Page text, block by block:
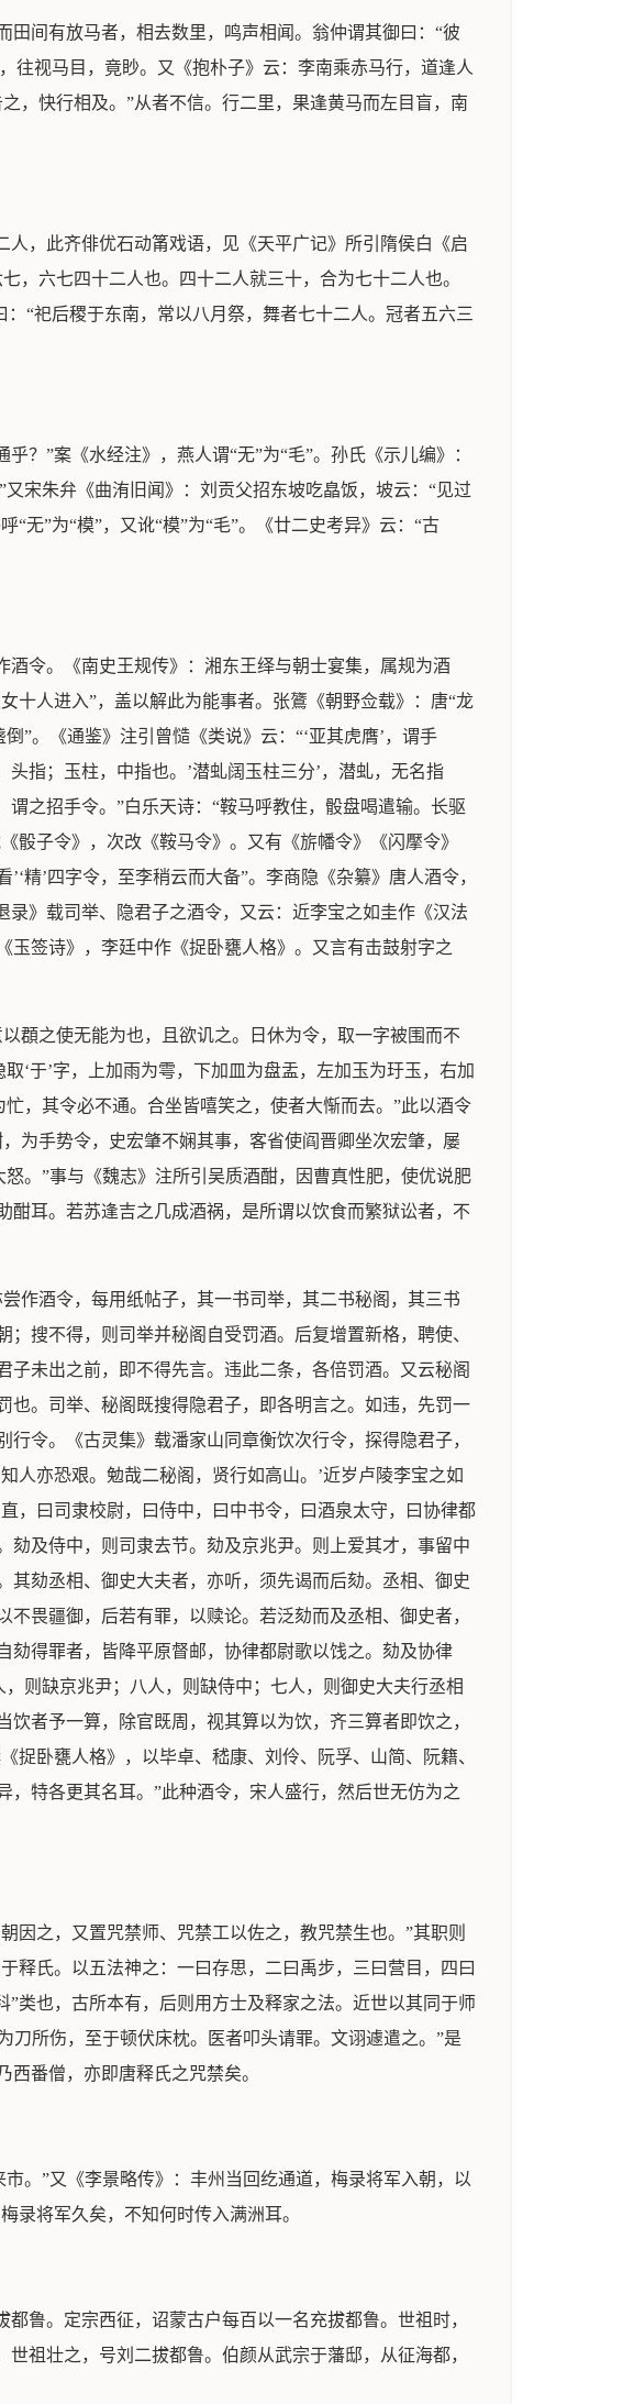
间有放马者，相去数里，鸣声相闻。翁仲谓其御曰：“彼
往视马目，竟眇。又《抱朴子》云：李南乘赤马行，道逢人
，快行相及。”从者不信。行二里，果逢黄马而左目盲，南
人，此齐俳优石动筩戏语，见《天平广记》所引隋侯白《启
，六七四十二人也。四十二人就三十，合为七十二人也。
“祀后稷于东南，常以八月祭，舞者七十二人。冠者五六三
？”案《水经注》，燕人谓“无”为“毛”。孙氏《示儿编》：
”又宋朱弁《曲洧旧闻》：刘贡父招东坡吃皛饭，坡云：“见过
无”为“模”，又讹“模”为“毛”。《廿二史考异》云：“古
令。《南史王规传》：湘东王绎与朝士宴集，属规为酒
十人进入”，盖以解此为能事者。张鷟《朝野佥载》：唐“龙
”。《通鉴》注引曾慥《类说》云：“‘亚其虎膺’，谓手
头指；玉柱，中指也。’潜虬阔玉柱三分’，潜虬，无名指
谓之招手令。”白乐天诗：“鞍马呼教住，骰盘喝遣输。长驱
骰子令》，次改《鞍马令》。又有《旂幡令》《闪擪令》
精’四字令，至李稍云而大备”。李商隐《杂纂》唐人酒令，
》载司举、隐君子之酒令，又云：近李宝之如圭作《汉法
签诗》，李廷中作《捉卧甕人格》。又言有击鼓射字之
頵之使无能为也，且欲讥之。日休为令，取一字被围而不
‘于’字，上加雨为雩，下加皿为盘盂，左加玉为玗玉，右加
，其令必不通。合坐皆嘻笑之，使者大惭而去。”此以酒令
为手势令，史宏肇不娴其事，客省使阎晋卿坐次宏肇，屡
。”事与《魏志》注所引吴质酒酣，因曹真性肥，使优说肥
耳。若苏逢吉之几成酒祸，是所谓以饮食而繁狱讼者，不
作酒令，每用纸帖子，其一书司举，其二书秘阁，其三书
搜不得，则司举并秘阁自受罚酒。后复增置新格，聘使、
未出之前，即不得先言。违此二条，各倍罚酒。又云秘阁
。司举、秘阁既搜得隐君子，即各明言之。如违，先罚一
令。《古灵集》载潘家山同章衡饮次行令，探得隐君子，
人亦恐艰。勉哉二秘阁，贤行如高山。’近岁卢陵李宝之如
，曰司隶校尉，曰侍中，曰中书令，曰酒泉太守，曰协律都
及侍中，则司隶去节。劾及京兆尹。则上爱其才，事留中
劾丞相、御史大夫者，亦听，须先谒而后劾。丞相、御史
畏疆御，后若有罪，以赎论。若泛劾而及丞相、御史者，
得罪者，皆降平原督邮，协律都尉歌以饯之。劾及协律
则缺京兆尹；八人，则缺侍中；七人，则御史大夫行丞相
者予一算，除官既周，视其算以为饮，齐三算者即饮之，
捉卧甕人格》，以毕卓、嵇康、刘伶、阮孚、山简、阮籍、
特各更其名耳。”此种酒令，宋人盛行，然后世无仿为之
因之，又置咒禁师、咒禁工以佐之，教咒禁生也。”其职则
释氏。以五法神之：一曰存思，二曰禹步，三曰营目，四曰
类也，古所本有，后则用方士及释家之法。近世以其同于师
刀所伤，至于顿伏床枕。医者叩头请罪。文诩遽遣之。”是
番僧，亦即唐释氏之咒禁矣。
。”又《李景略传》：丰州当回纥通道，梅录将军入朝，以
录将军久矣，不知何时传入满洲耳。
鲁。定宗西征，诏蒙古户每百以一名充拔都鲁。世祖时，
祖壮之，号刘二拔都鲁。伯颜从武宗于藩邸，从征海都，